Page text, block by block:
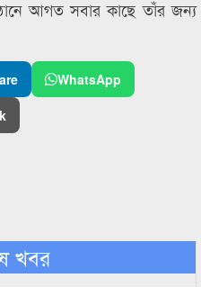
আগত সবার কাছে তাঁর জন্য
WhatsApp
খবর